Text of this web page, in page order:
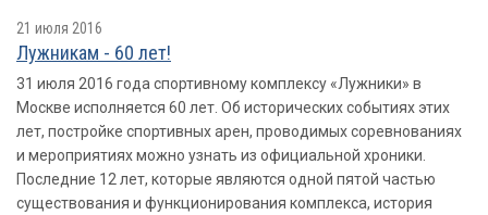
21 июля 2016
Лужникам - 60 лет!
31 июля 2016 года спортивному комплексу «Лужники» в
Москве исполняется 60 лет. Об исторических событиях этих
лет, постройке спортивных арен, проводимых соревнованиях
и мероприятиях можно узнать из официальной хроники.
Последние 12 лет, которые являются одной пятой частью
существования и функционирования комплекса, история